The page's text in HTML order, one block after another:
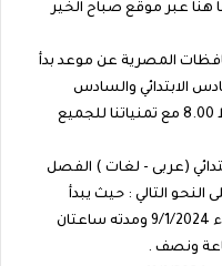
هنا عبر موقع صباح الخير
المصرية عن موعد بدأ
الابتدائي والسادس
الابتدائي فى تمام الساعة الثامنة بالضبط 8.00 مع تمنياتنا للجميع
(عربى - لغات ) الفصل
الاول للعام الدراسي ٢٠٢٣/ ٢٠٢٤ على النحو التالي : حيث يبدأ
الجدول بإمتحان اللغة العربية يوم الثلاثاء 9/1/2024 ومدته ساعتان
ونصف .